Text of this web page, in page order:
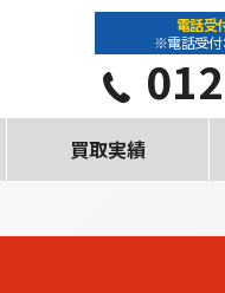
電話受
※電話受付
買取実績